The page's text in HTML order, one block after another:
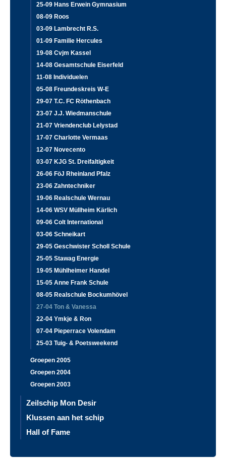
25-09 Hans Erwein Gymnasium
08-09 Roos
03-09 Lambrecht R.S.
01-09 Familie Hercules
19-08 Cvjm Kassel
14-08 Gesamtschule Eiserfeld
11-08 Individuelen
05-08 Freundeskreis W-E
29-07 T.C. FC Röthenbach
23-07 J.J. Wiedmanschule
21-07 Vriendenclub Lelystad
17-07 Charlotte Vermaas
12-07 Novecento
03-07 KJG St. Dreifaltigkeit
26-06 FöJ Rheinland Pfalz
23-06 Zahntechniker
19-06 Realschule Wernau
14-06 WSV Müllheim Kärlich
09-06 Colt International
03-06 Schneikart
29-05 Geschwister Scholl Schule
25-05 Stawag Energie
19-05 Mühlheimer Handel
15-05 Anne Frank Schule
08-05 Realschule Bockumhövel
27-04 Ton & Vanessa
22-04 Ymkje & Ron
07-04 Pieperrace Volendam
25-03 Tuig- & Poetsweekend
Groepen 2005
Groepen 2004
Groepen 2003
Zeilschip Mon Desir
Klussen aan het schip
Hall of Fame